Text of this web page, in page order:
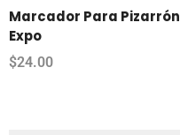
Marcador Para Pizarrón
Expo
$24.00